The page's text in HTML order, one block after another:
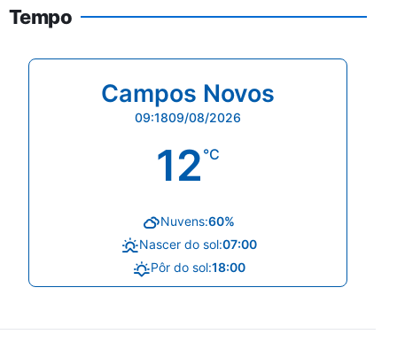
Tempo
Campos Novos
09:1809/08/2026
12 °C
Nuvens:60%
Nascer do sol:07:00
Pôr do sol:18:00